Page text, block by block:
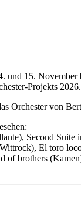
und 15. November
Projekts 2026.
Orchester von
Second Suite
El toro
of brothers